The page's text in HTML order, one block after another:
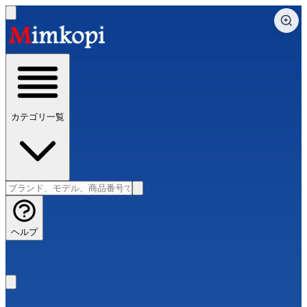
カテゴリ一覧
ヘルプ